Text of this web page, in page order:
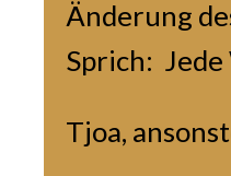
Änderung
Sprich:
Tjoa,